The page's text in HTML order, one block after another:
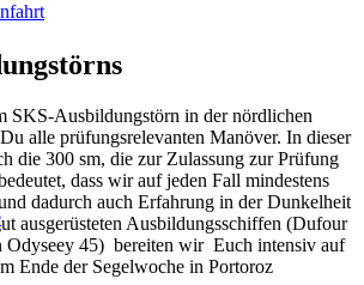
SKS-Ausbildungstörn in der nördlichen
alle prüfungsrelevanten Manöver. In dieser
die 300 sm, die zur Zulassung zur Prüfung
dass wir auf jeden Fall mindestens
dadurch auch Erfahrung in der Dunkelheit
ausgerüsteten Ausbildungsschiffen (Dufour
Odyseey 45) bereiten wir Euch intensiv auf
Ende der Segelwoche in Portoroz